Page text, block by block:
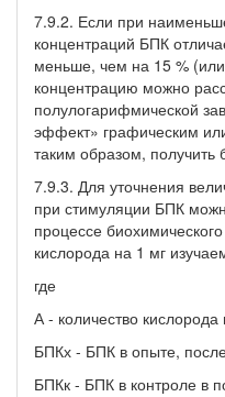
7.9.2. Если при
концентраций БПК
меньше, чем на 15 %
концентрацию можно
полулогарифмической
эффект» графическим
таким образом,
7.9.3. Для уточнения
при стимуляции БПК
процессе
кислорода на 1 мг
где
А - количество
БПКх - БПК в опыте,
БПКк - БПК в контроле в